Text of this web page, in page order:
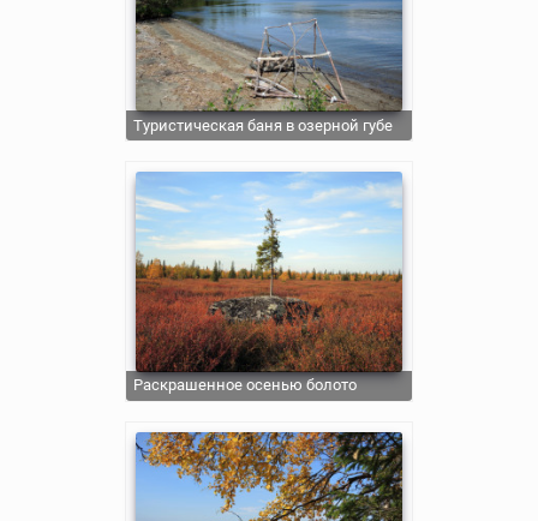
Туристическая баня в озерной губе
Раскрашенное осенью болото